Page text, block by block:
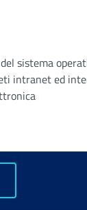
sistema
intranet ed